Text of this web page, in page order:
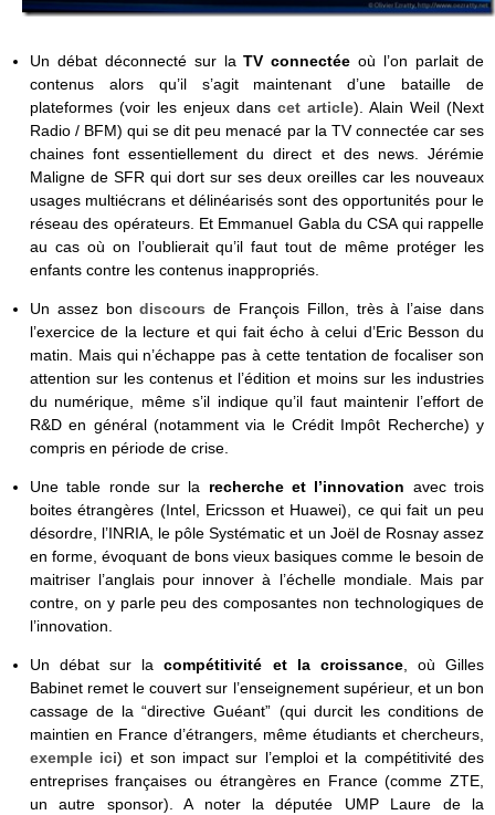
Un débat déconnecté sur laTV connectéeoù l’on parlait de
contenus alors qu’il s’agit maintenant d’une bataille de
plateformes (voir les enjeux dans cet article). Alain Weil (Next
Radio / BFM) qui se dit peu menacé par la TV connectée car ses
chaines font essentiellement du direct et des news. Jérémie
Maligne de SFR qui dort sur ses deux oreilles car les nouveaux
usages multiécrans et délinéarisés sont des opportunités pour le
réseau des opérateurs. Et Emmanuel Gabla du CSA qui rappelle
au cas où on l’oublierait qu’il faut tout de même protéger les
enfants contre les contenus inappropriés.
Un assez bondiscours de François Fillon, très à l’aise dans
l’exercice de la lecture et qui fait écho à celui d’Eric Besson du
matin. Mais qui n’échappe pas à cette tentation de focaliser son
attention sur les contenus et l’édition et moins sur les industries
du numérique, même s’il indique qu’il faut maintenir l’effort de
R&D en général (notamment via le Crédit Impôt Recherche) y
compris en période de crise.
Une table ronde sur la recherche et l’innovation avec trois
boites étrangères (Intel, Ericsson et Huawei), ce qui fait un peu
désordre, l’INRIA, le pôle Systématic et un Joël de Rosnay assez
en forme, évoquant de bons vieux basiques comme le besoin de
maitriser l’anglais pour innover à l’échelle mondiale. Mais par
contre, on y parle peu des composantes non technologiques de
l’innovation.
Un débat sur lacompétitivité et la croissance, où Gilles
Babinet remet le couvert sur l’enseignement supérieur, et un bon
cassage de la “directive Guéant” (qui durcit les conditions de
maintien en France d’étrangers, même étudiants et chercheurs,
exemple ici) et son impact sur l’emploi et la compétitivité des
entreprises françaises ou étrangères en France (comme ZTE,
un autre sponsor). A noter la députée UMP Laure de la